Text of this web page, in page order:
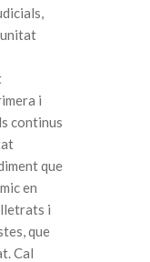
i
continus
que
en
i
que
Cal